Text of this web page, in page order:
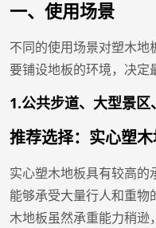
一、使用场景
不同的使用场景对塑木地
要铺设地板的环境，决定
1.公共步道、大型景
推荐选择：实心塑
实心塑木地板具有较高的
能够承受大量行人和重物
木地板虽然承重能力稍逊